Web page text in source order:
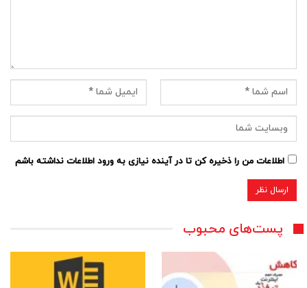
اطلاعات من را ذخیره کن تا در آینده نیازی به ورود اطلاعات نداشته باشم
پست‌های محبوب